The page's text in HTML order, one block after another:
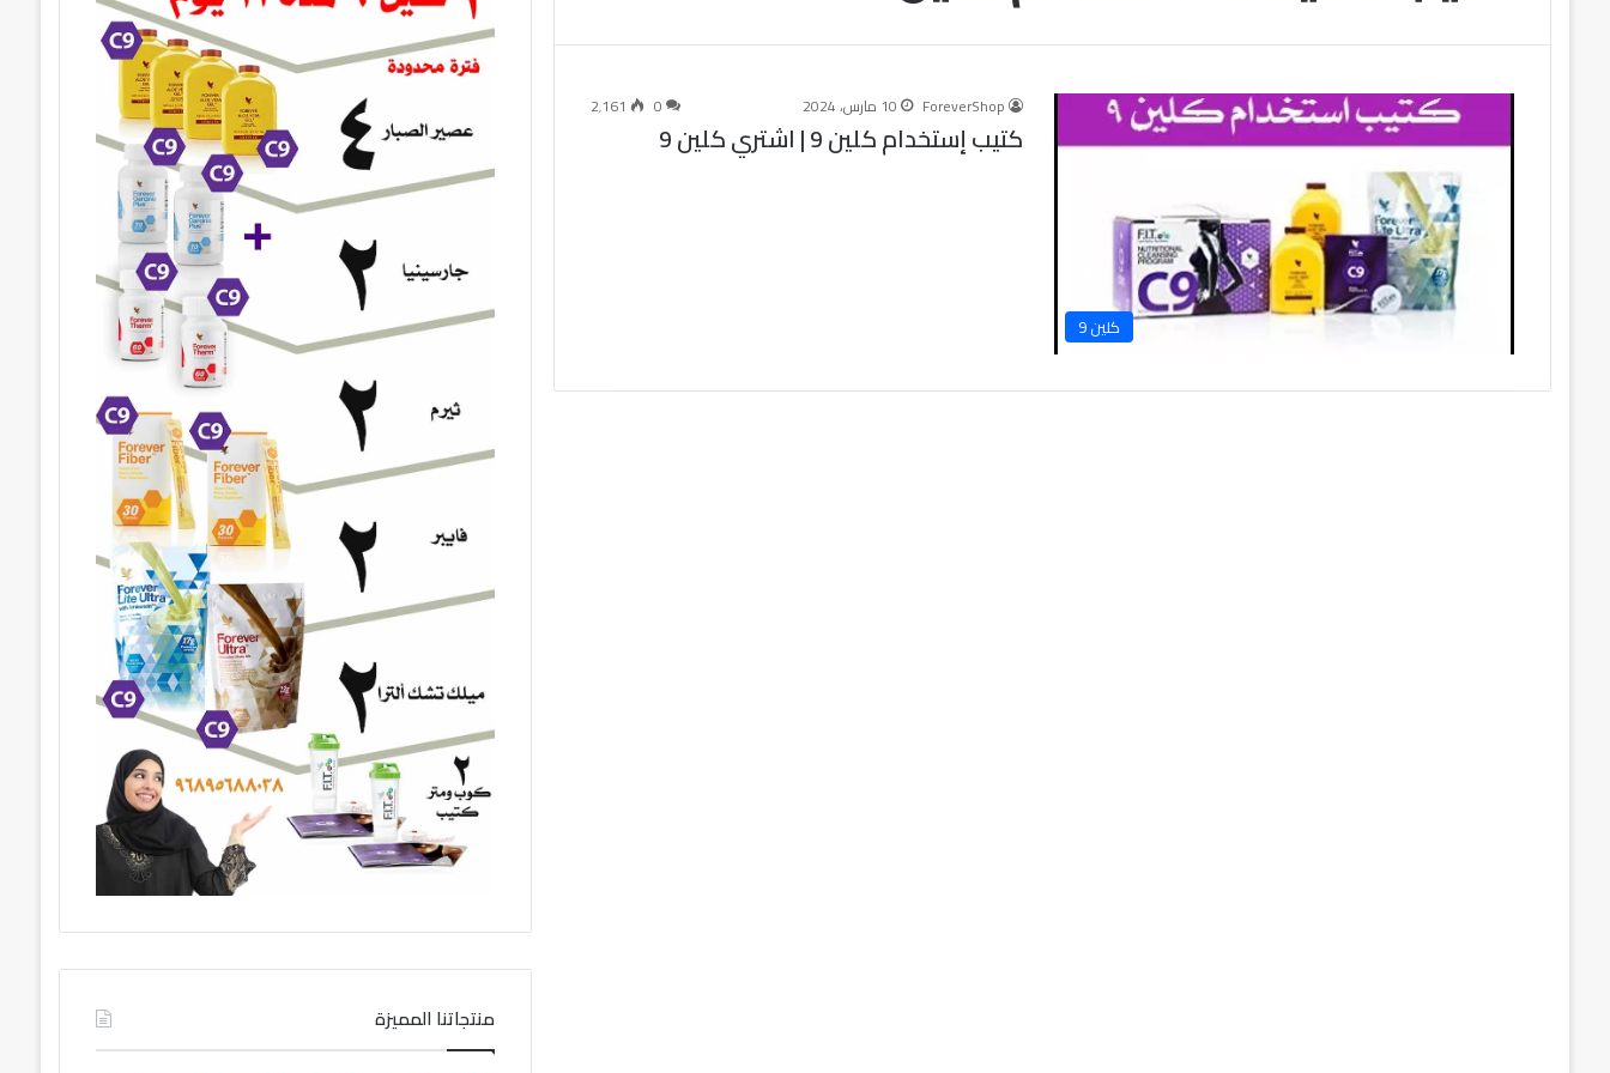
كلين 9
ForeverShop 10 مارس، 2024 0 2٬161
كتيب إستخدام كلين 9 | اشتري كلين 9
منتجاتنا المميزة